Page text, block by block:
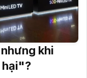
khi
hại"?